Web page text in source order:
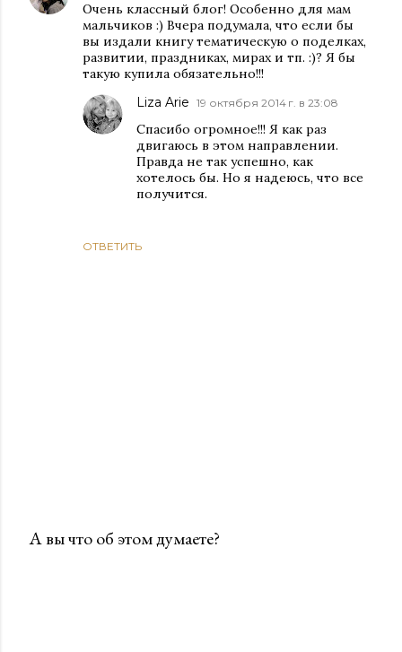
Очень классный блог! Особенно для мам
мальчиков :) Вчера подумала, что если бы
вы издали книгу тематическую о поделках,
развитии, праздниках, мирах и тп. :)? Я бы
такую купила обязательно!!!
ОТВЕТИТЬ
Liza Arie 19 октября 2014 г. в 23:08
Спасибо огромное!!! Я как раз
двигаюсь в этом направлении.
Правда не так успешно, как
хотелось бы. Но я надеюсь, что все
получится.
А вы что об этом думаете?